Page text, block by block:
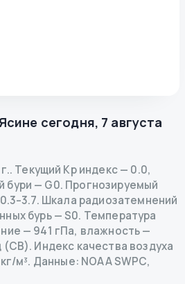
Ясине сегодня, 7 августа
. Текущий Kp индекс— 0.0,
бури — G0. Прогнозируемый
Шкала радиозатемнений
бурь— S0. Температура
— 941 гПа, влажность —
(СВ). Индекс качества воздуха
м³. Данные: NOAA SWPC,